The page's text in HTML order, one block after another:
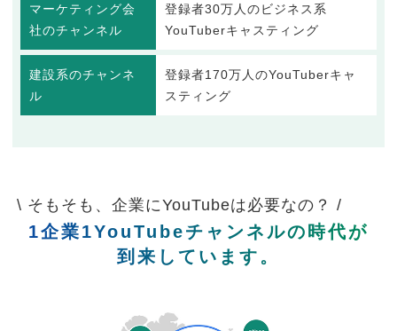
マーケティング会
社のチャンネル
登録者30万人のビジネス系
YouTuberキャスティング
建設系のチャンネ
ル
登録者170万人のYouTuberキャ
スティング
\ そもそも、企業にYouTubeは必要なの？ /
1企業1YouTubeチャンネルの時代が
到来しています。